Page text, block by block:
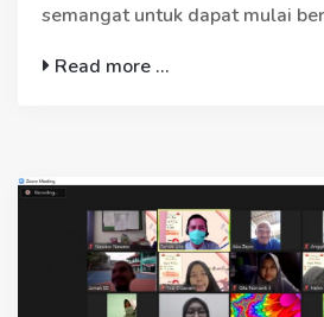
semangat untuk dapat mulai
Read more ...